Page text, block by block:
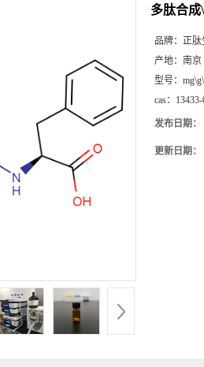
多肽合成
品牌： 正肽
产地： 南京
型号：
cas：
发布日期：
更新日期：